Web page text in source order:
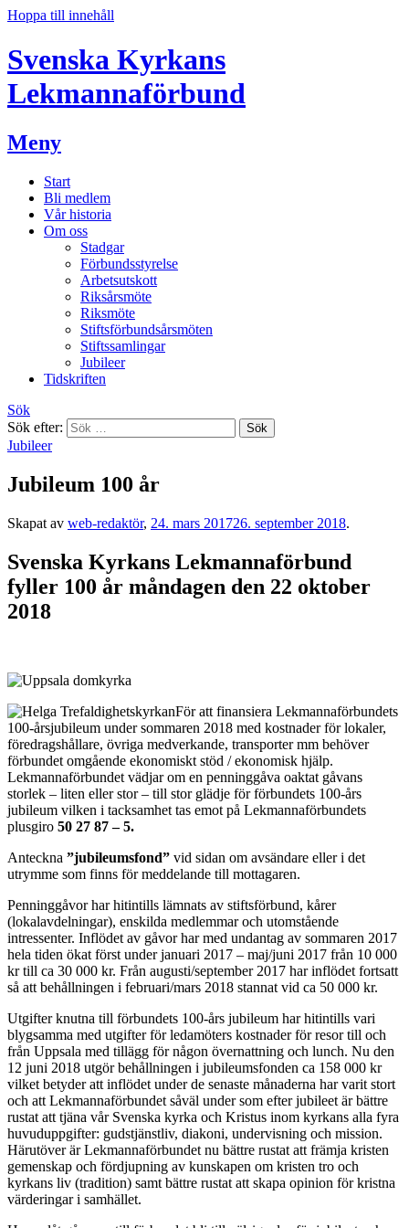
Hoppa till innehåll
Svenska Kyrkans
Lekmannaförbund
Meny
Start
Bli medlem
Vår historia
Om oss
Stadgar
Förbundsstyrelse
Arbetsutskott
Riksårsmöte
Riksmöte
Stiftsförbundsårsmöten
Stiftssamlingar
Jubileer
Tidskriften
Sök
Sök efter:
Jubileer
Jubileum 100 år
Skapat av web-redaktör, 24. mars 201726. september 2018.
Svenska Kyrkans Lekmannaförbund
fyller 100 år måndagen den 22 oktober
2018
För att finansiera Lekmannaförbundets
100-årsjubileum under sommaren 2018 med kostnader för lokaler,
föredragshållare, övriga medverkande, transporter mm behöver
förbundet omgående ekonomiskt stöd / ekonomisk hjälp.
Lekmannaförbundet vädjar om en penninggåva oaktat gåvans
storlek – liten eller stor – till stor glädje för förbundets 100-års
jubileum vilken i tacksamhet tas emot på Lekmannaförbundets
plusgiro 50 27 87 – 5.
Anteckna ”jubileumsfond” vid sidan om avsändare eller i det
utrymme som finns för meddelande till mottagaren.
Penninggåvor har hitintills lämnats av stiftsförbund, kårer
(lokalavdelningar), enskilda medlemmar och utomstående
intressenter. Inflödet av gåvor har med undantag av sommaren 2017
hela tiden ökat först under januari 2017 – maj/juni 2017 från 10 000
kr till ca 30 000 kr. Från augusti/september 2017 har inflödet fortsatt
så att behållningen i februari/mars 2018 stannat vid ca 50 000 kr.
Utgifter knutna till förbundets 100-års jubileum har hitintills vari
blygsamma med utgifter för ledamöters kostnader för resor till och
från Uppsala med tillägg för någon övernattning och lunch. Nu den
12 juni 2018 utgör behållningen i jubileumsfonden ca 158 000 kr
vilket betyder att inflödet under de senaste månaderna har varit stort
och att Lekmannaförbundet såväl under som efter jubileet är bättre
rustat att tjäna vår Svenska kyrka och Kristus inom kyrkans alla fyra
huvuduppgifter: gudstjänstliv, diakoni, undervisning och mission.
Härutöver är Lekmannaförbundet nu bättre rustat att främja kristen
gemenskap och fördjupning av kunskapen om kristen tro och
kyrkans liv (tradition) samt bättre rustat att skapa opinion för kristna
värderingar i samhället.